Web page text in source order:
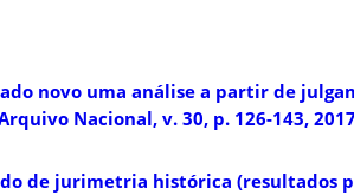
novo uma análise a partir de
Nacional, v. 30, p. 126-143,
de jurimetria histórica (resultados